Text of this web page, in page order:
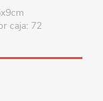
caja: 72